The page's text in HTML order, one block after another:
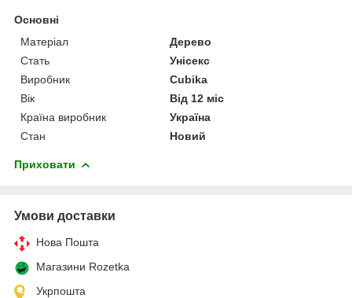
Основні
Матеріал
Дерево
Стать
Унісекс
Виробник
Cubika
Вік
Від 12 міс
Країна виробник
Україна
Стан
Новий
Приховати
Умови доставки
Нова Пошта
Магазини Rozetka
Укрпошта